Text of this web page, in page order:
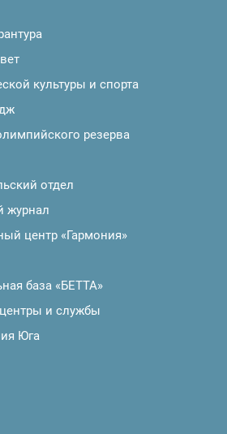
культуры и спорта
резерва
отдел
журнал
центр «Гармония»
база «БЕТТА»
и службы
Юга